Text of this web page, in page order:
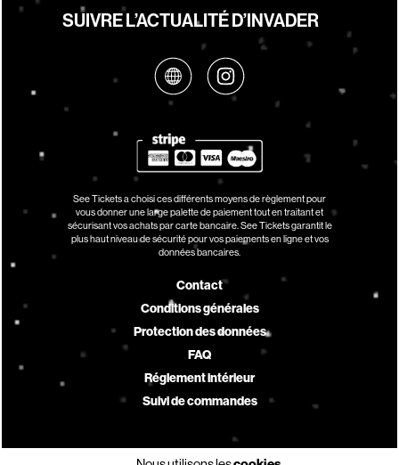
See Tickets a choisi ces différents moyens de règlement pour
vous donner une large palette de paiement tout en traitant et
sécurisant vos achats par carte bancaire. See Tickets garantit le
plus haut niveau de sécurité pour vos paiements en ligne et vos
données bancaires.
SUIVRE L’ACTUALITÉ D’INVADER
Contact
Conditions générales
Protection des données
FAQ
Réglement intérieur
Suivi de commandes